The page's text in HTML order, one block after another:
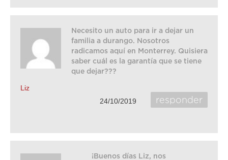
Liz
Necesito un auto para ir a dejar un
familia a durango. Nosotros
radicamos aquí en Monterrey. Quisiera
saber cuál es la garantía que se tiene
que dejar???
responder
24/10/2019
¡Buenos días Liz, nos